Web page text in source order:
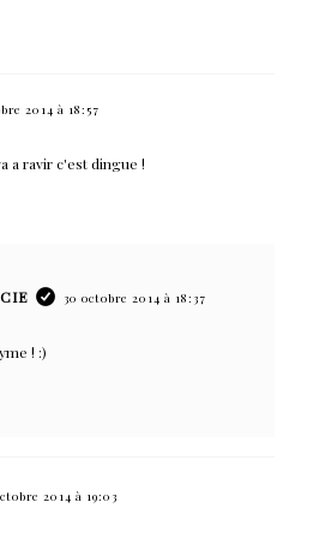
2014 à 18:57
a ravir c'est dingue !
30 octobre 2014 à 18:37
! :)
2014 à 19:03